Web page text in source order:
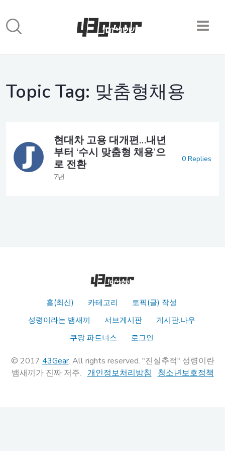
Topic Tag: 맞춤형채용
현대차 고용 대개편…내년
부터 ‘수시 맞춤형 채용’으
로 전환
7년
0 Replies
홈(최신) 카테고리
토픽(글) 작성
성령이라는 뱀새끼
서브게시판
게시판.나우
쿠팡 파트너스
로그인
© 2017 43Gear. All rights reserved. "진실추적" 성령이란
뱀새끼가 진짜 저주. 개인정보처리방침 청소년보호정책